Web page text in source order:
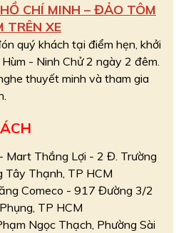
CHÍ MINH – ĐẢO TÔM
TRÊN XE
quý khách tại điểm hẹn, khởi
- Ninh Chử 2 ngày 2 đêm.
thuyết minh và tham gia
Mart Thắng Lợi - 2 Đ. Trường
Tây Thạnh, TP HCM
Comeco - 917 Đường 3/2
TP HCM
Ngọc Thạch, Phường Sài